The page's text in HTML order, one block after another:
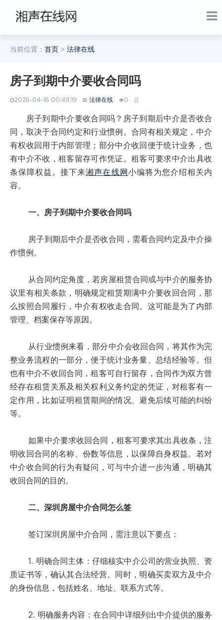
当前位置： 首页 > 法律在线
房子到期中介要收合同吗
2026-04-16 00:49:19 法律在线 0
房子到期中介要收合同吗？房子到期后中介是否收合
同，取决于合同约定和行业惯例。合同有相关规定，中介
有权收回用于内部管理；部分中介收回便于统计业务，也
有中介不收，租客留存可作凭证。租客可要求中介出具收
条保障权益。接下来湘声在线网 小编将为您介绍相关内
容。
一、房子到期中介要收合同吗
房子到期后中介是否收合同，需看合同约定及中介操
作惯例。
从合同约定角度，若房屋租赁合同或与中介的服务协
议里有相关条款，明确规定租赁期满中介要收回合同，那
么按照合同履行，中介有权收走合同。这可能是为了内部
管理、档案保存等原因。
从行业惯例来看，部分中介会收回合同，将其作为完
整业务流程的一部分，便于统计业务量、总结经验等。但
也有中介不收回合同，租客可自行留存，合同作为双方曾
经存在租赁关系及相关权利义务约定的凭证，对租客有一
定作用，比如证明租赁期间的情况、避免后续可能的纠纷
等。
如果中介要求收回合同，租客可要求其出具收条，注
明收回合同的名称、份数等信息，以保障自身权益。若对
中介收合同的行为有疑问，可与中介进一步沟通，明确其
收回合同的目的。
二、深圳房屋中介合同怎么签
签订深圳房屋中介合同，需注意以下要点：
1. 明确合同主体：仔细核实中介公司的营业执照、资
质证书等，确认其合法经营。同时，明确买卖双方及中介
的身份信息，包括姓名、地址、联系方式等。
2. 明确服务内容：在合同中详细列出中介提供的服务